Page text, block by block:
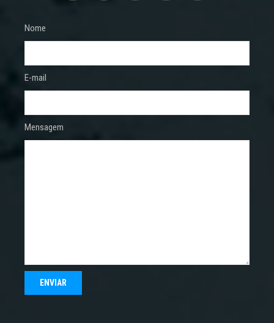
Nome
E-mail
Mensagem